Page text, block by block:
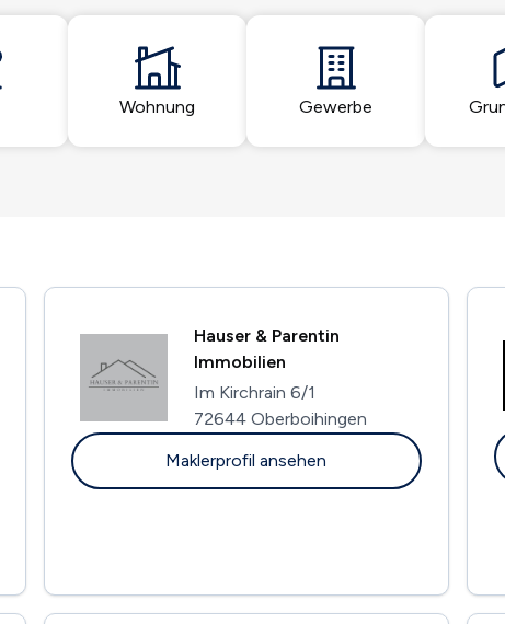
Wohnung Gewerbe
Hauser & Parentin
Immobilien
Im Kirchrain 6/1
72644 Oberboihingen
Maklerprofil ansehen